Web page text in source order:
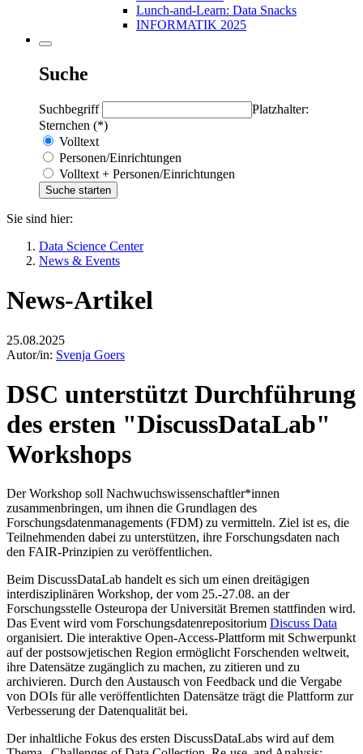
Lunch-and-Learn: Data Snacks
INFORMATIK 2025
Suche
Suchbegriff
Platzhalter:
Sternchen (*)
Volltext
Personen/Einrichtungen
Volltext + Personen/Einrichtungen
Sie sind hier:
Data Science Center
News & Events
News-Artikel
25.08.2025
Autor/in: Svenja Goers
DSC unterstützt Durchführung
des ersten "DiscussDataLab"
Workshops
Der Workshop soll Nachwuchswissenschaftler*innen
zusammenbringen, um ihnen die Grundlagen des
Forschungsdatenmanagements (FDM) zu vermitteln. Ziel ist es, die
Teilnehmenden dabei zu unterstützen, ihre Forschungsdaten nach
den FAIR-Prinzipien zu veröffentlichen.
Beim DiscussDataLab handelt es sich um einen dreitägigen
interdisziplinären Workshop, der vom 25.-27.08. an der
Forschungsstelle Osteuropa der Universität Bremen stattfinden wird.
Das Event wird vom Forschungsdatenrepositorium Discuss Data
organisiert. Die interaktive Open-Access-Plattform mit Schwerpunkt
auf der postsowjetischen Region ermöglicht Forschenden weltweit,
ihre Datensätze zugänglich zu machen, zu zitieren und zu
archivieren. Durch den Austausch von Feedback und die Vergabe
von DOIs für alle veröffentlichten Datensätze trägt die Plattform zur
Verbesserung der Datenqualität bei.
Der inhaltliche Fokus des ersten DiscussDataLabs wird auf dem